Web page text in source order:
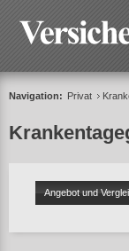
Navigation: Privat
Angebot und